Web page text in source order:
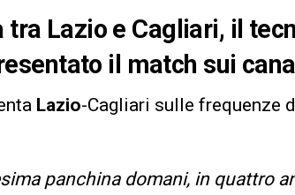
Lazio e Cagliari, il
il match sui
Lazio-Cagliari sulle frequenze
panchina domani, in quattro